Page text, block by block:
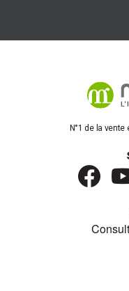
N°1 de la